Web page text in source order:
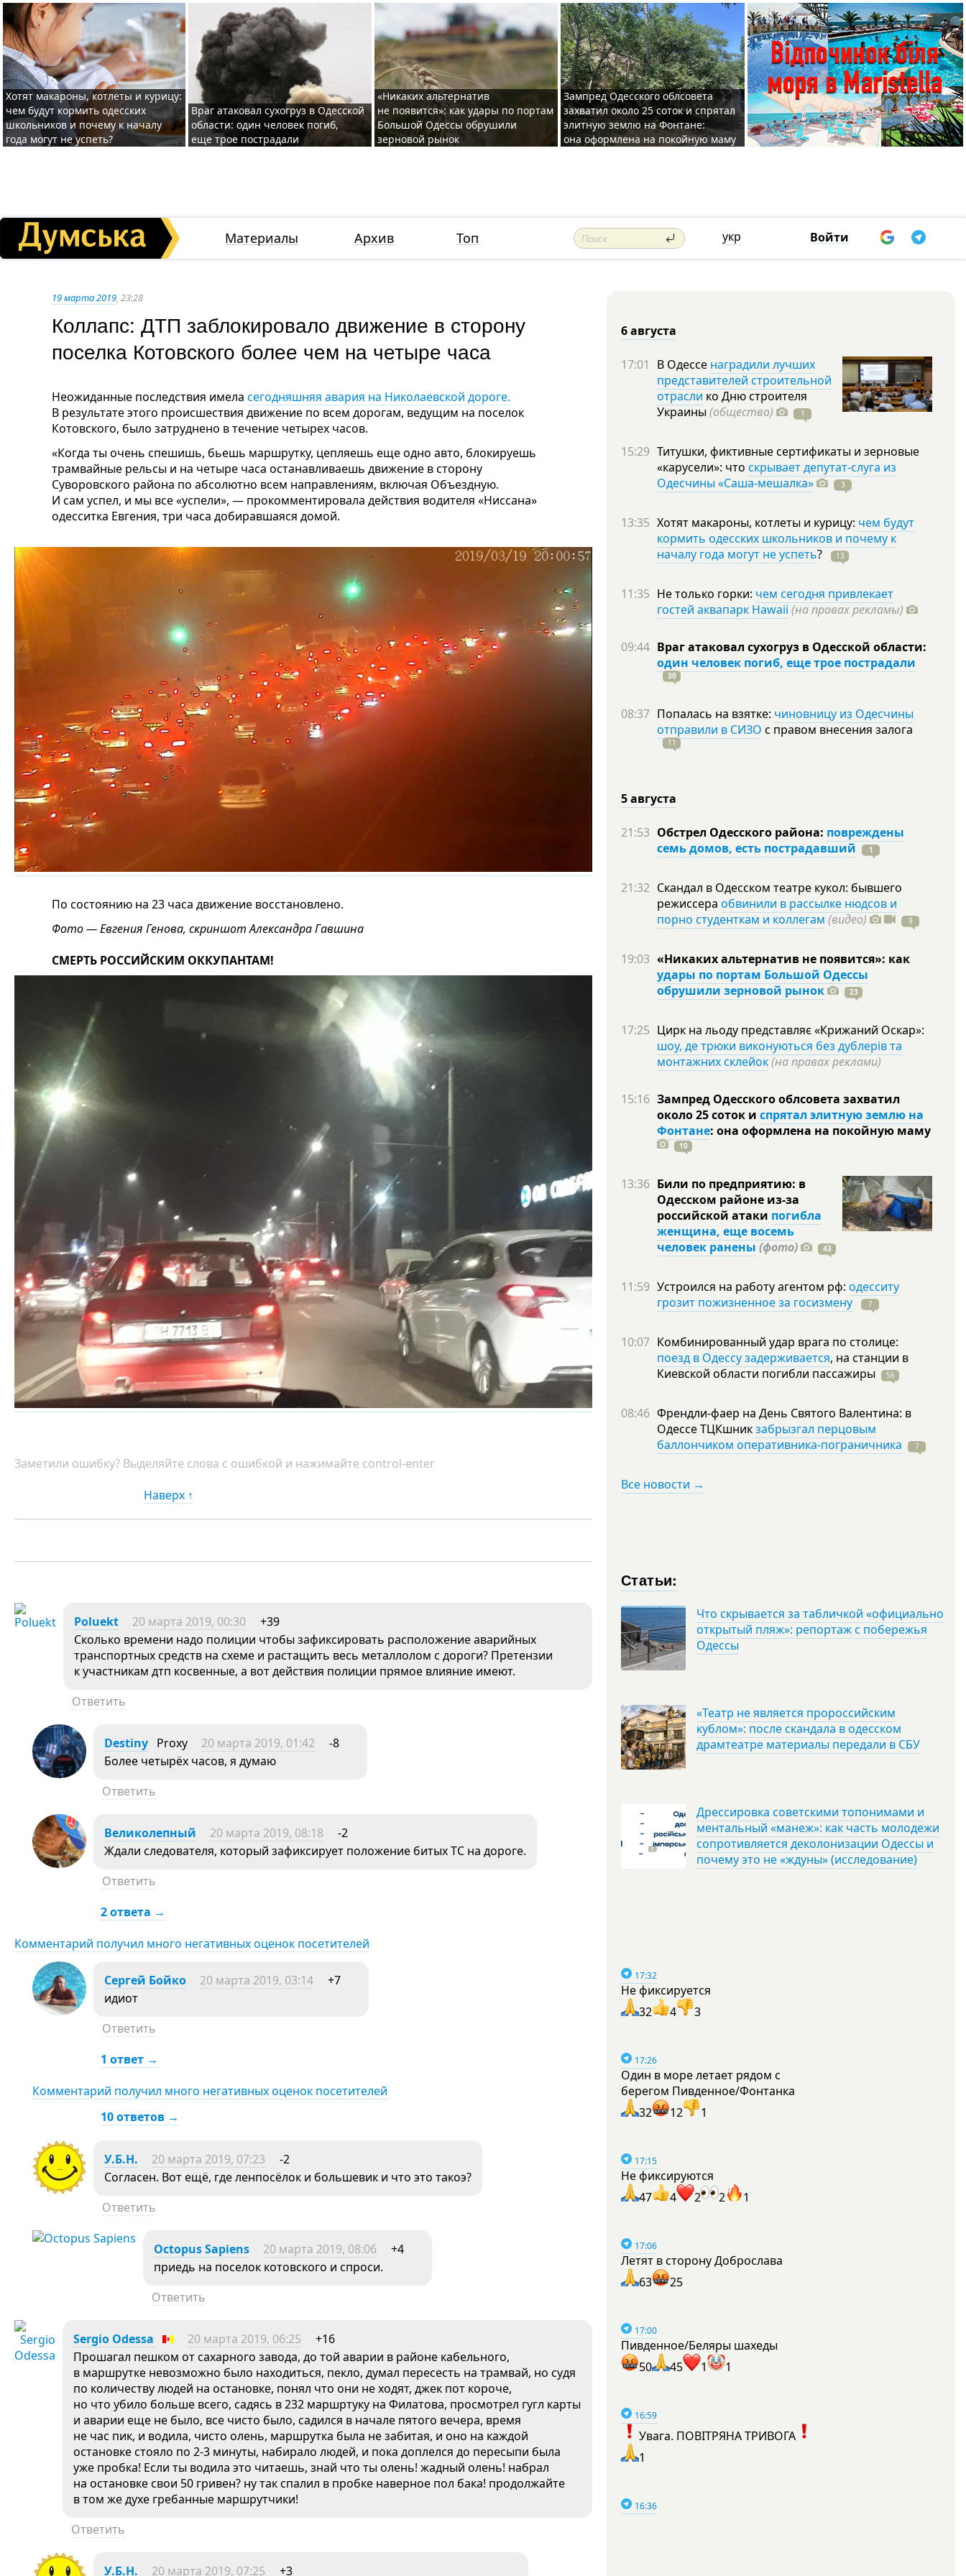
Хотят макароны, котлеты и курицу:
чем будут кормить одесских
школьников и почему к началу
года могут не успеть?
Враг атаковал сухогруз в Одесской
области: один человек погиб,
еще трое пострадали
«Никаких альтернатив
не появится»: как удары по портам
Большой Одессы обрушили
зерновой рынок
Зампред Одесского облсовета
захватил около 25 соток и спрятал
элитную землю на Фонтане:
она оформлена на покойную маму
Материалы Архив Топ укр Войти
19 марта 2019, 23:28
Коллапс: ДТП заблокировало движение в сторону
поселка Котовского более чем на четыре часа
Неожиданные последствия имела сегодняшняя авария на Николаевской дороге.
В результате этого происшествия движение по всем дорогам, ведущим на поселок
Котовского, было затруднено в течение четырех часов.
«Когда ты очень спешишь, бьешь маршрутку, цепляешь еще одно авто, блокируешь
трамвайные рельсы и на четыре часа останавливаешь движение в сторону
Суворовского района по абсолютно всем направлениям, включая Объездную.
И сам успел, и мы все «успели», — прокомментировала действия водителя «Ниссана»
одесситка Евгения, три часа добиравшаяся домой.
По состоянию на 23 часа движение восстановлено.
Фото — Евгения Генова, скриншот Александра Гавшина
СМЕРТЬ РОССИЙСКИМ ОККУПАНТАМ!
Заметили ошибку? Выделяйте слова с ошибкой и нажимайте control-enter
Наверх ↑
Poluekt 20 марта 2019, 00:30
+39
Сколько времени надо полиции чтобы зафиксировать расположение аварийных
транспортных средств на схеме и растащить весь металлолом с дороги? Претензии
к участникам дтп косвенные, а вот действия полиции прямое влияние имеют.
Ответить
Destiny Proxy 20 марта 2019, 01:42
-8
Более четырёх часов, я думаю
Ответить
Великолепный 20 марта 2019, 08:18
-2
Ждали следователя, который зафиксирует положение битых ТС на дороге.
Ответить
2 ответа →
Комментарий получил много негативных оценок посетителей
Сергей Бойко 20 марта 2019, 03:14
+7
идиот
Ответить
1 ответ →
Комментарий получил много негативных оценок посетителей
10 ответов →
У.Б.Н. 20 марта 2019, 07:23
-2
Согласен. Вот ещё, где ленпосёлок и большевик и что это такоэ?
Ответить
Octopus Sapiens 20 марта 2019, 08:06
+4
приедь на поселок котовского и спроси.
Ответить
Sergio Odessa 20 марта 2019, 06:25
+16
Прошагал пешком от сахарного завода, до той аварии в районе кабельного,
в маршрутке невозможно было находиться, пекло, думал пересесть на трамвай, но судя
по количеству людей на остановке, понял что они не ходят, джек пот короче,
но что убило больше всего, садясь в 232 маршртуку на Филатова, просмотрел гугл карты
и аварии еще не было, все чисто было, садился в начале пятого вечера, время
не час пик, и водила, чисто олень, маршрутка была не забитая, и оно на каждой
остановке стояло по 2-3 минуты, набирало людей, и пока доплелся до пересыпи была
уже пробка! Если ты водила это читаешь, знай что ты олень! жадный олень! набрал
на остановке свои 50 гривен? ну так спалил в пробке наверное пол бака! продолжайте
в том же духе гребанные маршрутчики!
Ответить
У.Б.Н. 20 марта 2019, 07:25 +3
6 августа
17:01 В Одессе наградили лучших
представителей строительной
отрасли ко Дню строителя
Украины (общество) 1
15:29 Титушки, фиктивные сертификаты и зерновые
«карусели»: что скрывает депутат-слуга из
Одесчины «Саша-мешалка»
3
13:35 Хотят макароны, котлеты и курицу: чем будут
кормить одесских школьников и почему к
началу года могут не успеть? 13
11:35 Не только горки: чем сегодня привлекает
гостей аквапарк Hawaii (на правах рекламы)
09:44 Враг атаковал сухогруз в Одесской области:
один человек погиб, еще трое пострадали
30
08:37 Попалась на взятке: чиновницу из Одесчины
отправили в СИЗО с правом внесения залога
11
5 августа
21:53 Обстрел Одесского района: повреждены
семь домов, есть пострадавший
1
21:32 Скандал в Одесском театре кукол: бывшего
режиссера обвинили в рассылке нюдсов и
порно студенткам и коллегам (видео) 9
19:03 «Никаких альтернатив не появится»: как
удары по портам Большой Одессы
обрушили зерновой рынок
23
17:25 Цирк на льоду представляє «Крижаний Оскар»:
шоу, де трюки виконуються без дублерів та
монтажних склейок(на правах реклами)
15:16 Зампред Одесского облсовета захватил
около 25 соток и спрятал элитную землю на
Фонтане: она оформлена на покойную маму
10
13:36 Били по предприятию: в
Одесском районе из-за
российской атаки погибла
женщина, еще восемь
человек ранены (фото) 43
11:59 Устроился на работу агентом рф: одесситу
грозит пожизненное за госизмену
7
10:07 Комбинированный удар врага по столице:
поезд в Одессу задерживается, на станции в
Киевской области погибли пассажиры 56
08:46 Френдли-фаер на День Святого Валентина: в
Одессе ТЦКшникзабрызгал перцовым
баллончиком оперативника-пограничника
7
Все новости →
Статьи:
Что скрывается за табличкой «официально
открытый пляж»: репортаж с побережья
Одессы
«Театр не является пророссийским
кублом»: после скандала в одесском
драмтеатре материалы передали в СБУ
Дрессировка советскими топонимами и
ментальный «манеж»: как часть молодежи
сопротивляется деколонизации Одессы и
почему это не «ждуны» (исследование)
17:32
Не фиксируется
32
4 3
17:26
Один в море летает рядом с
берегом Пивденное/Фонтанка
32
12 1
17:15
Не фиксируются
47
4 2 2 1
17:06
Летят в сторону Доброслава
63
25
17:00
Пивденное/Беляры шахеды
50
45 1 1
16:59
Увага. ПОВІТРЯНА ТРИВОГА
1
16:36